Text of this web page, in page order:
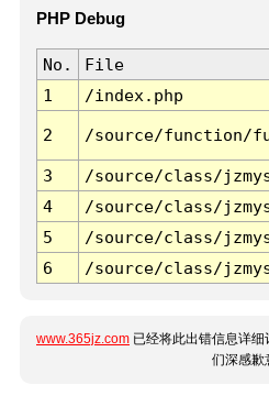
PHP Debug
No. File
1
/index.php
2 /source/function/
3 /source/class/
4
/source/class/
5
/source/class/
6
/source/class/
www.365jz.com 已经将此出错信息详
们深感歉